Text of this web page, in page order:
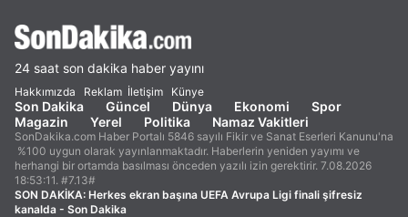
24 saat son dakika haber yayını
Hakkımızda Reklam İletişim Künye
Son Dakika Güncel Dünya Ekonomi
Spor
Magazin
Yerel Politika Namaz Vakitleri
SonDakika.com Haber Portalı 5846 sayılı Fikir ve Sanat Eserleri Kanunu'na
%100 uygun olarak yayınlanmaktadır. Haberlerin yeniden yayımı ve
herhangi bir ortamda basılması önceden yazılı izin gerektirir. 7.08.2026
18:53:11. #7.13#
SON DAKİKA: Herkes ekran başına UEFA Avrupa Ligi finali şifresiz
kanalda - Son Dakika